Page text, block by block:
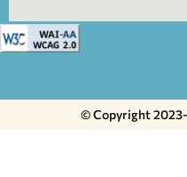
© Copyright 2023-